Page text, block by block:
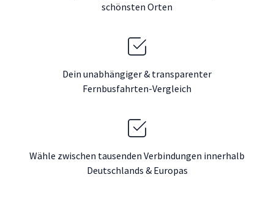
schönsten Orten
Dein unabhängiger & transparenter
Fernbusfahrten-Vergleich
Wähle zwischen tausenden Verbindungen innerhalb
Deutschlands & Europas